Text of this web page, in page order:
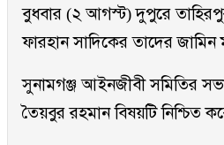
বুধবার (২ আগস্ট) দুপুরে
ফারহান সাদিকের তাদের জামিন
সুনামগঞ্জ আইনজীবী সমিতির
তৈয়বুর রহমান বিষয়টি নিশ্চিত